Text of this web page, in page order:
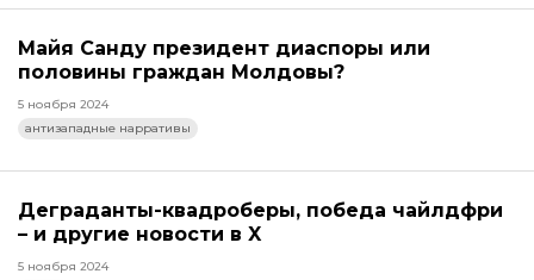
Майя Санду президент диаспоры или
половины граждан Молдовы?
5 ноября 2024
антизападные нарративы
Деграданты-квадроберы, победа чайлдфри
– и другие новости в X
5 ноября 2024